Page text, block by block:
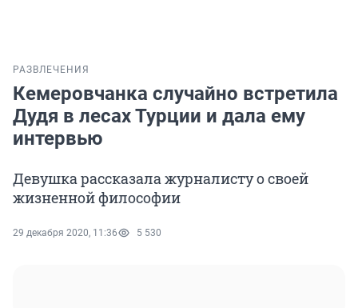
РАЗВЛЕЧЕНИЯ
Кемеровчанка случайно встретила
Дудя в лесах Турции и дала ему
интервью
Девушка рассказала журналисту о своей
жизненной философии
29 декабря 2020, 11:36 5 530